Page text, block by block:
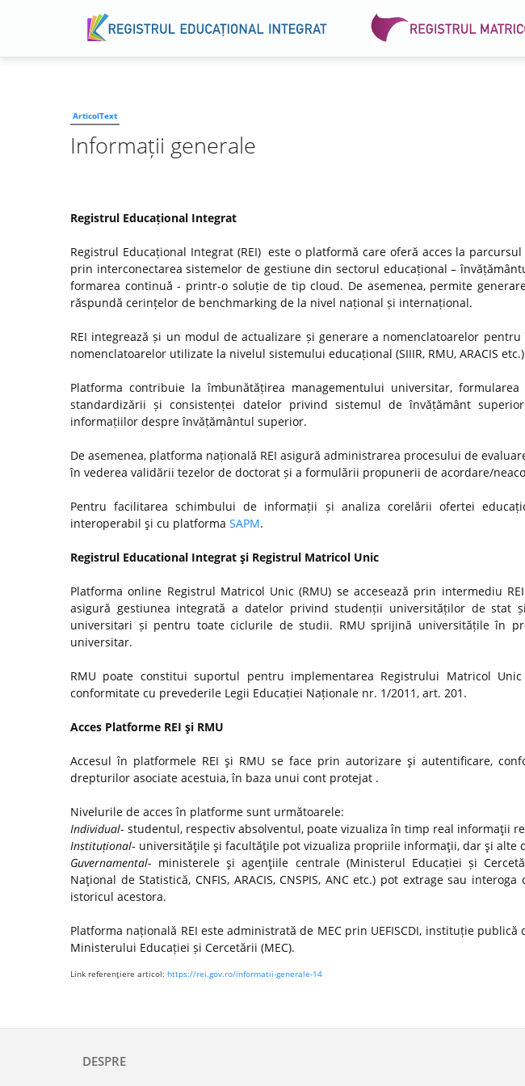
ArticolText
Informații generale
Registrul Educațional Integrat
Registrul Educațional Integrat (REI) este o platformă care oferă acces la
prin interconectarea sistemelor de gestiune din sectorul educațional –
formarea continuă - printr-o soluție de tip cloud. De asemenea, permite
răspundă cerințelor de benchmarking de la nivel național și internațional.
REI integrează și un modul de actualizare și generare a nomenclatoarelor
nomenclatoarelor utilizate la nivelul sistemului educațional (SIIIR, RMU, ARACIS
Platforma contribuie la îmbunătățirea managementului universitar,
standardizării și consistenței datelor privind sistemul de învățământ
informațiilor despre învățământul superior.
De asemenea, platforma națională REI asigură administrarea procesului de
în vederea validării tezelor de doctorat și a formulării propunerii de acordare/
Pentru facilitarea schimbului de informații și analiza corelării ofertei
interoperabil şi cu platforma SAPM.
Registrul Educational Integrat şi Registrul Matricol Unic
Platforma online Registrul Matricol Unic (RMU) se accesează prin intermediu
asigură gestiunea integrată a datelor privind studenții universităților de stat
universitari și pentru toate ciclurile de studii. RMU sprijină universitățile în
universitar.
RMU poate constitui suportul pentru implementarea Registrului Matricol
conformitate cu prevederile Legii Educației Naționale nr. 1/2011, art. 201.
Acces Platforme REI şi RMU
Accesul în platformele REI şi RMU se face prin autorizare şi autentificare,
drepturilor asociate acestuia, în baza unui cont protejat .
Nivelurile de acces în platforme sunt următoarele:
Individual- studentul, respectiv absolventul, poate vizualiza în timp real informaţii
Instituțional- universităţile şi facultăţile pot vizualiza propriile informaţii, dar şi alte
Guvernamental- ministerele şi agenţiile centrale (Ministerul Educației și
Naţional de Statistică, CNFIS, ARACIS, CNSPIS, ANC etc.) pot extrage sau
istoricul acestora.
Platforma națională REI este administrată de MEC prin UEFISCDI, instituție
Ministerului Educației și Cercetării (MEC).
Link referenţiere articol: https://rei.gov.ro/informatii-generale-14
DESPRE